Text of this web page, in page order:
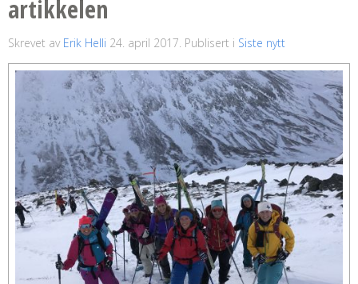
artikkelen
Skrevet av Erik Helli 24. april 2017 . Publisert i Siste nytt